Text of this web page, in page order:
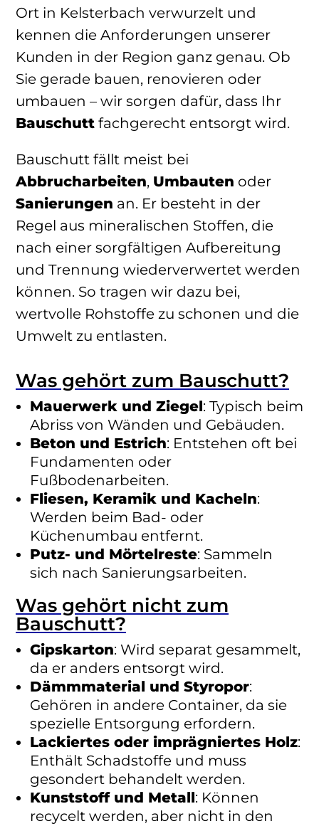
Ort in Kelsterbach verwurzelt und
kennen die Anforderungen unserer
Kunden in der Region ganz genau. Ob
Sie gerade bauen, renovieren oder
umbauen – wir sorgen dafür, dass Ihr
Bauschutt fachgerecht entsorgt wird.
Bauschutt fällt meist bei
Abbrucharbeiten, Umbauten oder
Sanierungen an. Er besteht in der
Regel aus mineralischen Stoffen, die
nach einer sorgfältigen Aufbereitung
und Trennung wiederverwertet werden
können. So tragen wir dazu bei,
wertvolle Rohstoffe zu schonen und die
Umwelt zu entlasten.
Was gehört zum Bauschutt?
Mauerwerk und Ziegel: Typisch beim
Abriss von Wänden und Gebäuden.
Beton und Estrich: Entstehen oft bei
Fundamenten oder
Fußbodenarbeiten.
Fliesen, Keramik und Kacheln:
Werden beim Bad- oder
Küchenumbau entfernt.
Putz- und Mörtelreste: Sammeln
sich nach Sanierungsarbeiten.
Was gehört nicht zum
Bauschutt?
Gipskarton: Wird separat gesammelt,
da er anders entsorgt wird.
Dämmmaterial und Styropor:
Gehören in andere Container, da sie
spezielle Entsorgung erfordern.
Lackiertes oder imprägniertes Holz:
Enthält Schadstoffe und muss
gesondert behandelt werden.
Kunststoff und Metall: Können
recycelt werden, aber nicht in den